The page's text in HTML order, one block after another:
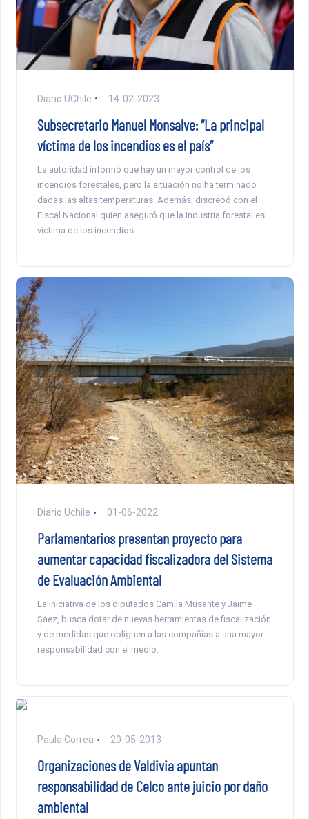
Diario UChile 14-02-2023
Subsecretario Manuel Monsalve: “La principal
víctima de los incendios es el país”
La autoridad informó que hay un mayor control de los
incendios forestales, pero la situación no ha terminado
dadas las altas temperaturas. Además, discrepó con el
Fiscal Nacional quien aseguró que la industria forestal es
víctima de los incendios.
Diario Uchile 01-06-2022
Parlamentarios presentan proyecto para
aumentar capacidad fiscalizadora del Sistema
de Evaluación Ambiental
La iniciativa de los diputados Camila Musante y Jaime
Sáez, busca dotar de nuevas herramientas de fiscalización
y de medidas que obliguen a las compañías a una mayor
responsabilidad con el medio.
Paula Correa 20-05-2013
Organizaciones de Valdivia apuntan
responsabilidad de Celco ante juicio por daño
ambiental